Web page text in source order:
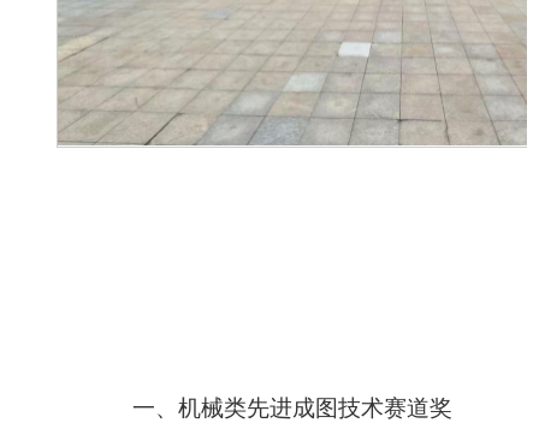
一、 机械类先进成图技术赛道奖